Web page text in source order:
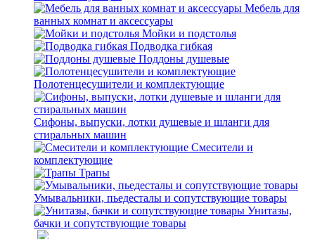
Мебель для
ванных комнат и аксессуары
Мойки и подстолья
Подводка гибкая
Поддоны душевые
Полотенцесушители и комплектующие
Сифоны, выпуски, лотки душевые и шланги для
стиральных машин
Смесители и
комплектующие
Трапы
Умывальники, пьедесталы и сопутствующие товары
Унитазы,
бачки и сопутствующие товары